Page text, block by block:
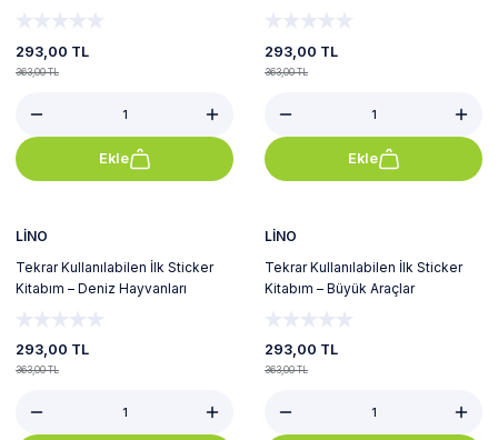
293,00 TL
363,00 TL
Ekle
293,00 TL
363,00 TL
Ekle
LİNO
Tekrar Kullanılabilen İlk Sticker
Kitabım – Deniz Hayvanları
293,00 TL
363,00 TL
LİNO
Tekrar Kullanılabilen İlk Sticker
Kitabım – Büyük Araçlar
293,00 TL
363,00 TL